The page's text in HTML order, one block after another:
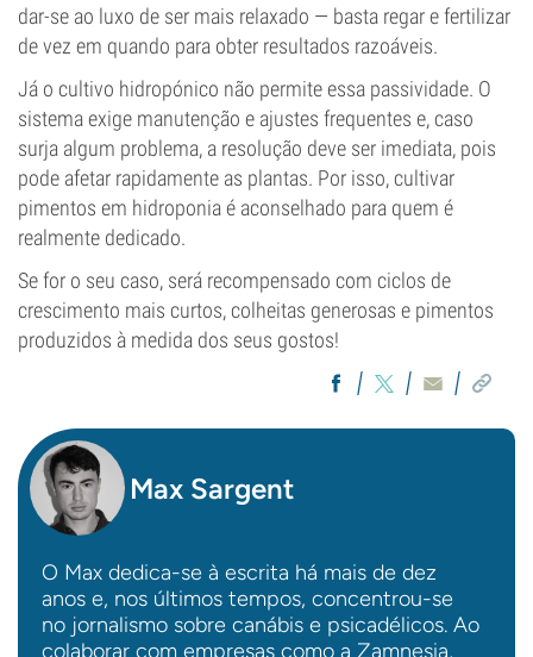
dar-se ao luxo de ser mais relaxado — basta regar e fertilizar
de vez em quando para obter resultados razoáveis.
Já o cultivo hidropónico não permite essa passividade. O
sistema exige manutenção e ajustes frequentes e, caso
surja algum problema, a resolução deve ser imediata, pois
pode afetar rapidamente as plantas. Por isso, cultivar
pimentos em hidroponia é aconselhado para quem é
realmente dedicado.
Se for o seu caso, será recompensado com ciclos de
crescimento mais curtos, colheitas generosas e pimentos
produzidos à medida dos seus gostos!
Max Sargent
O Max dedica-se à escrita há mais de dez
anos e, nos últimos tempos, concentrou-se
no jornalismo sobre canábis e psicadélicos. Ao
colaborar com empresas como a Zamnesia,